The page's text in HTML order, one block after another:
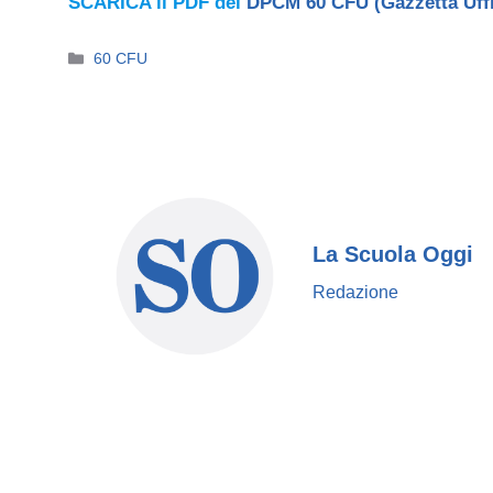
Categorie
60 CFU
La Scuola Oggi
Redazione